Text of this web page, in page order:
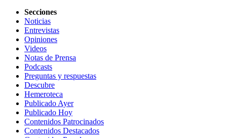
Secciones
Noticias
Entrevistas
Opiniones
Videos
Notas de Prensa
Podcasts
Preguntas y respuestas
Descubre
Hemeroteca
Publicado Ayer
Publicado Hoy
Contenidos Patrocinados
Contenidos Destacados